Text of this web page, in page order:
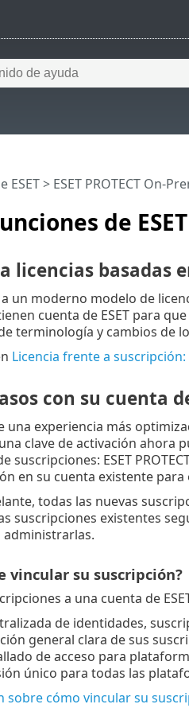
de
ESET> ESET PROTECT On-
licencias basadas
un moderno modelo de
cuenta de ESET para
terminología y cambios de
Licencia frente a
con su cuenta de
experiencia más
clave de activación ahora
suscripciones: ESET
en su cuenta existente para
todas las nuevas
suscripciones existentes
administrarlas.
vincular su suscripción?
a una cuenta de
de identidades,
general clara de sus
de acceso para
único para todas las
sobre cómo vincular su